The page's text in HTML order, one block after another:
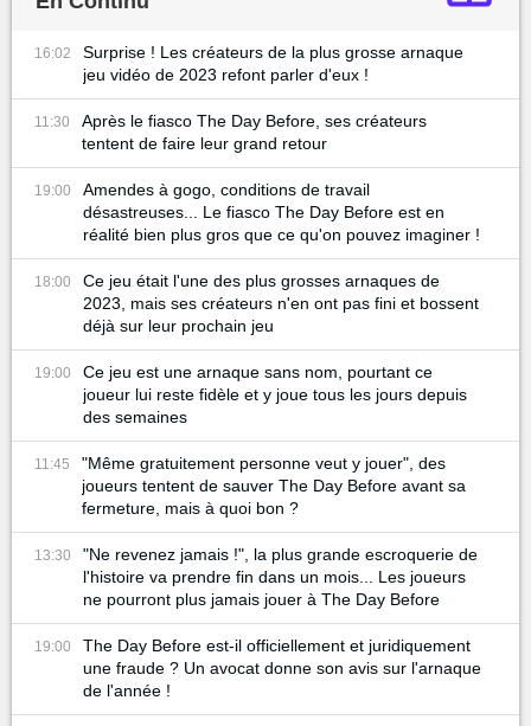
16:02
Surprise ! Les créateurs de la plus grosse arnaque
jeu vidéo de 2023 refont parler d'eux !
11:30
Après le fiasco The Day Before, ses créateurs
tentent de faire leur grand retour
19:00
Amendes à gogo, conditions de travail
désastreuses... Le fiasco The Day Before est en
réalité bien plus gros que ce qu'on pouvez imaginer !
18:00
Ce jeu était l'une des plus grosses arnaques de
2023, mais ses créateurs n'en ont pas fini et bossent
déjà sur leur prochain jeu
19:00
Ce jeu est une arnaque sans nom, pourtant ce
joueur lui reste fidèle et y joue tous les jours depuis
des semaines
11:45
"Même gratuitement personne veut y jouer", des
joueurs tentent de sauver The Day Before avant sa
fermeture, mais à quoi bon ?
13:30
"Ne revenez jamais !", la plus grande escroquerie de
l'histoire va prendre fin dans un mois... Les joueurs
ne pourront plus jamais jouer à The Day Before
19:00
The Day Before est-il officiellement et juridiquement
une fraude ? Un avocat donne son avis sur l'arnaque
de l'année !